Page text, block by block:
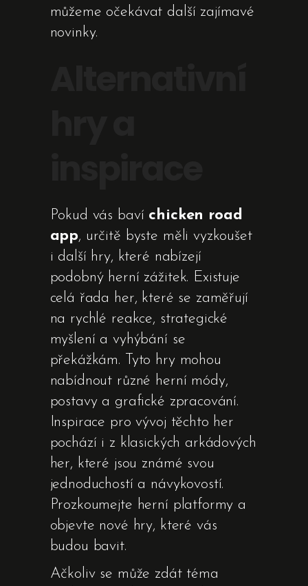
můžeme očekávat další zajímavé
novinky.
Pokud vás baví chicken road
app, určitě byste měli vyzkoušet
i další hry, které nabízejí
podobný herní zážitek. Existuje
celá řada her, které se zaměřují
na rychlé reakce, strategické
myšlení a vyhýbání se
překážkám. Tyto hry mohou
nabídnout různé herní módy,
postavy a grafické zpracování.
Inspirace pro vývoj těchto her
pochází i z klasických arkádových
her, které jsou známé svou
jednoduchostí a návykovostí.
Prozkoumejte herní platformy a
objevte nové hry, které vás
budou bavit.
Ačkoliv se může zdát téma